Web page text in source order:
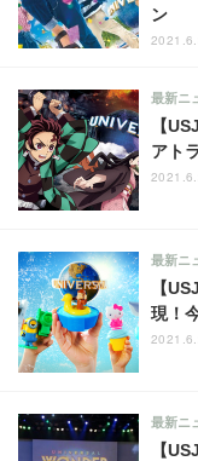
ン
【
アト
最新ニ
【
現！
最新ニ
【
最新ニ